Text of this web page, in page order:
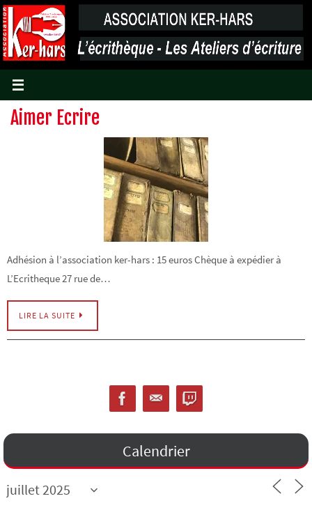
Passer
vers
le
contenu
Aimer Ecrire
Adhésion à l’association ker-hars : 15 euros Chèque à expédier à
L’Ecritheque 27 rue de…
LIRE LA SUITE
Calendrier